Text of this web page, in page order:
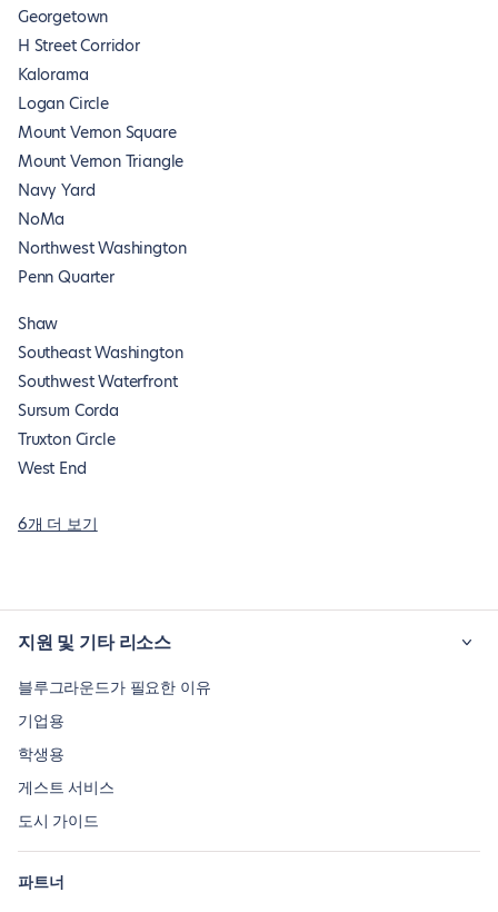
Georgetown
H Street Corridor
Kalorama
Logan Circle
Mount Vernon Square
Mount Vernon Triangle
Navy Yard
NoMa
Northwest Washington
Penn Quarter
Shaw
Southeast Washington
Southwest Waterfront
Sursum Corda
Truxton Circle
West End
6개 더 보기
지원 및 기타 리소스
블루그라운드가 필요한 이유
기업용
학생용
게스트 서비스
도시 가이드
파트너